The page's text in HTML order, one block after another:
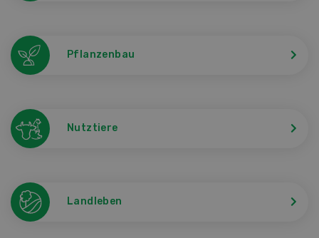
Pflanzenbau
Nutztiere
Landleben